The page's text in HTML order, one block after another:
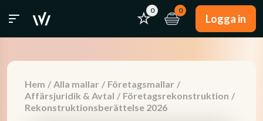
0 0
Logga in
Hem / Alla mallar / Företagsmallar /
Affärsjuridik & Avtal / Företagsrekonstruktion /
Rekonstruktionsberättelse 2026